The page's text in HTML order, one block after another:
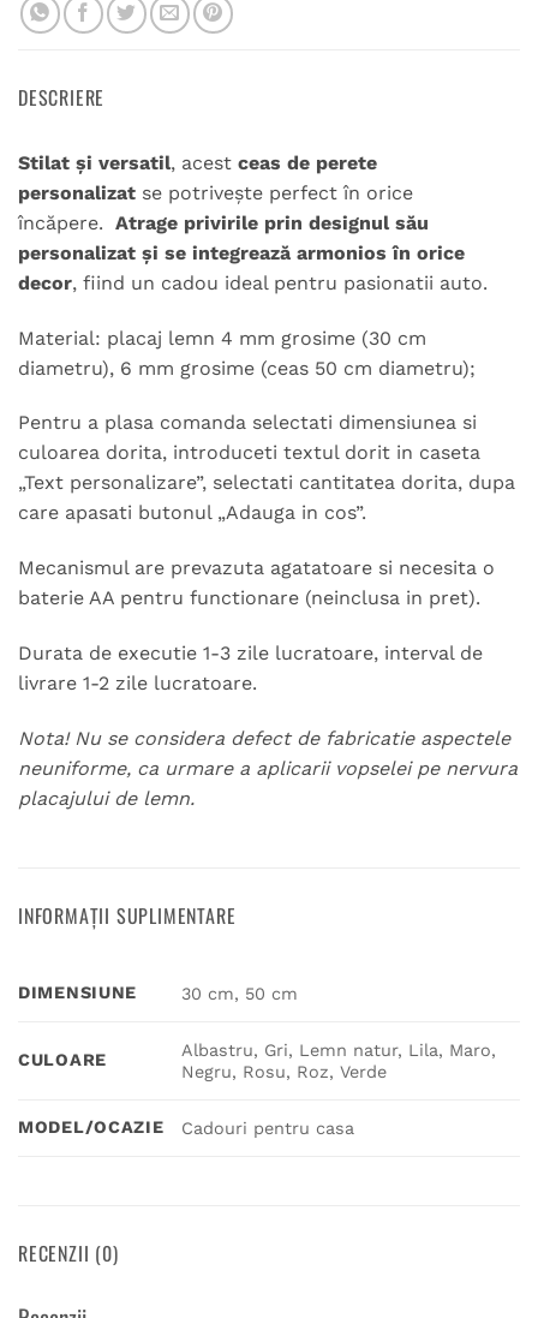
DESCRIERE
Stilat și versatil, acest ceas de perete
personalizat se potrivește perfect în orice
încăpere. Atrage privirile prin designul său
personalizat și se integrează armonios în orice
decor, fiind un cadou ideal pentru pasionatii auto.
Material: placaj lemn 4 mm grosime (30 cm
diametru), 6 mm grosime (ceas 50 cm diametru);
Pentru a plasa comanda selectati dimensiunea si
culoarea dorita, introduceti textul dorit in caseta
„Text personalizare”, selectati cantitatea dorita, dupa
care apasati butonul „Adauga in cos”.
Mecanismul are prevazuta agatatoare si necesita o
baterie AA pentru functionare (neinclusa in pret).
Durata de executie 1-3 zile lucratoare, interval de
livrare 1-2 zile lucratoare.
Nota! Nu se considera defect de fabricatie aspectele
neuniforme, ca urmare a aplicarii vopselei pe nervura
placajului de lemn.
INFORMAȚII SUPLIMENTARE
DIMENSIUNE 30 cm, 50 cm
CULOARE
Albastru, Gri, Lemn natur, Lila, Maro,
Negru, Rosu, Roz, Verde
MODEL/OCAZIE Cadouri pentru casa
RECENZII (0)